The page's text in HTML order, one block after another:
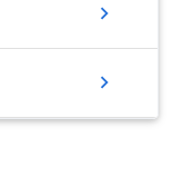
chevron_right
chevron_right